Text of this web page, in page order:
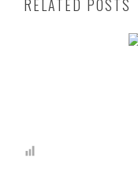
RELATED POSTS